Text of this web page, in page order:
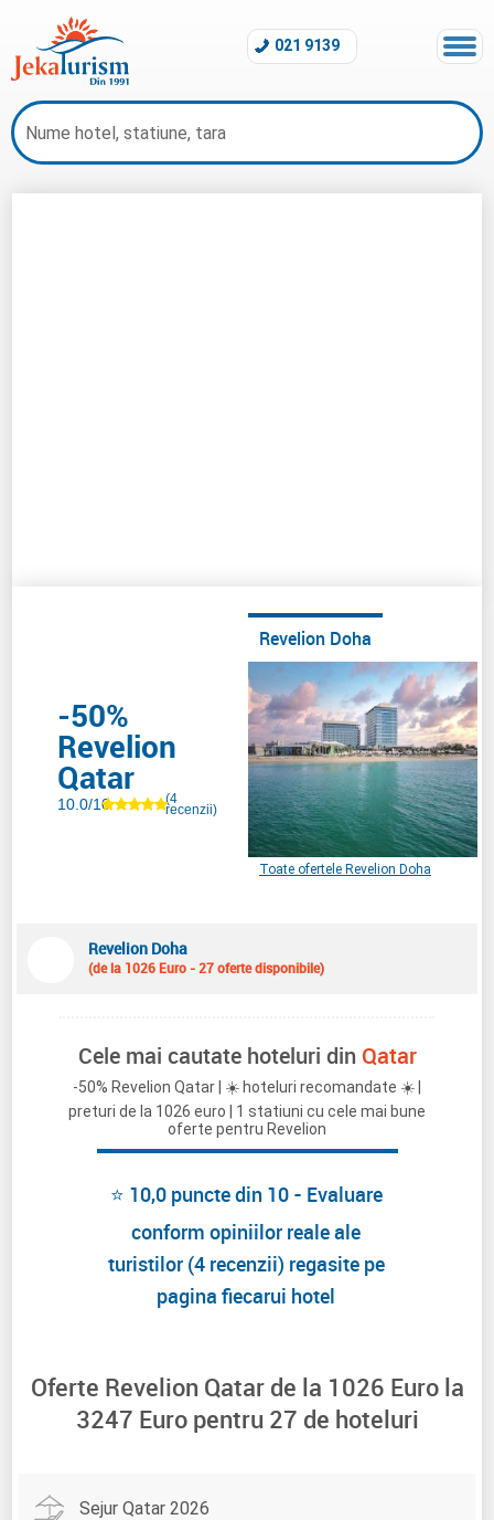
021 9139
-50%
Revelion
Qatar
10.0/10 (4
recenzii)
Revelion Doha
Toate ofertele Revelion Doha
Revelion Doha
(de la 1026 Euro - 27 oferte disponibile)
Cele mai cautate hoteluri din Qatar
-50% Revelion Qatar | ☀️ hoteluri recomandate ☀️ |
preturi de la 1026 euro | 1 statiuni cu cele mai bune
oferte pentru Revelion
⭐ 10,0 puncte din 10 - Evaluare
conform opiniilor reale ale
turistilor (4 recenzii) regasite pe
pagina fiecarui hotel
Oferte Revelion Qatar de la 1026 Euro la
3247 Euro pentru 27 de hoteluri
Sejur Qatar 2026